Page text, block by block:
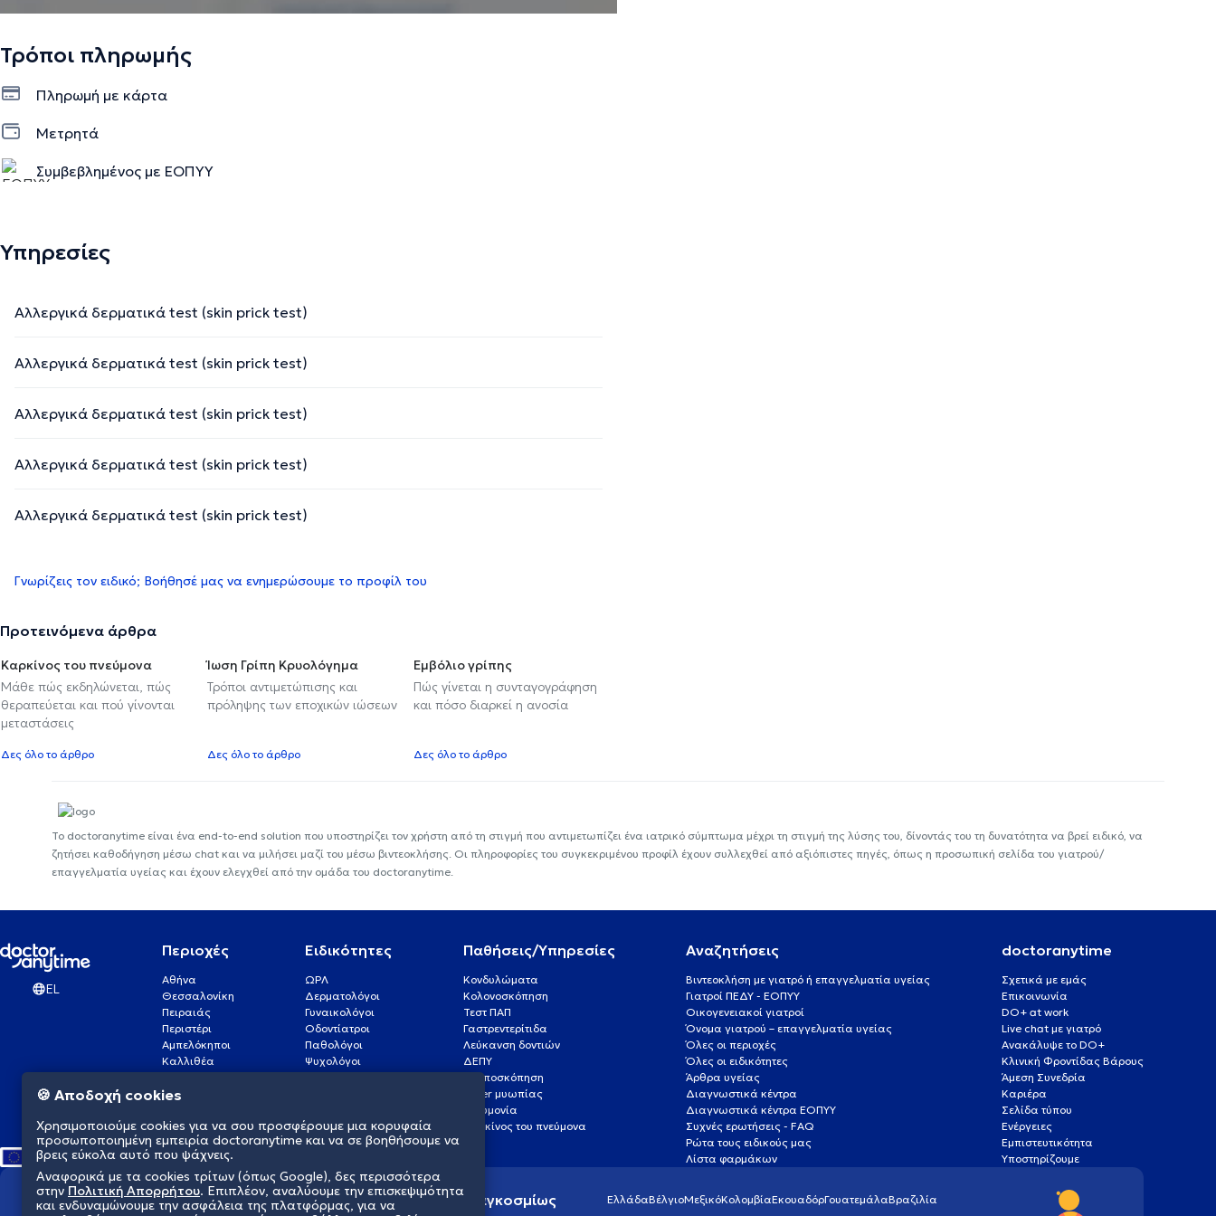
Τρόποι πληρωμής
Πληρωμή με κάρτα
Μετρητά
Συμβεβλημένος με ΕΟΠΥΥ
Υπηρεσίες
Αλλεργικά δερματικά test (skin prick test)
Αλλεργικά δερματικά test (skin prick test)
Αλλεργικά δερματικά test (skin prick test)
Αλλεργικά δερματικά test (skin prick test)
Αλλεργικά δερματικά test (skin prick test)
Γνωρίζεις τον ειδικό; Βοήθησέ μας να ενημερώσουμε το προφίλ του
Προτεινόμενα άρθρα
Καρκίνος του πνεύμονα
Μάθε πώς εκδηλώνεται, πώς
θεραπεύεται και πού γίνονται
μεταστάσεις
Δες όλο το άρθρο
Ίωση Γρίπη Κρυολόγημα
Τρόποι αντιμετώπισης και
πρόληψης των εποχικών ιώσεων
Δες όλο το άρθρο
Εμβόλιο γρίπης
Πώς γίνεται η συνταγογράφηση
και πόσο διαρκεί η ανοσία
Δες όλο το άρθρο
Το doctoranytime είναι ένα end-to-end solution που υποστηρίζει τον χρήστη από τη στιγμή που αντιμετωπίζει ένα ιατρικό σύμπτωμα μέχρι τη στιγμή της λύσης του, δίνοντάς του τη δυνατότητα να βρεί ειδικό, να
ζητήσει καθοδήγηση μέσω chat και να μιλήσει μαζί του μέσω βιντεοκλήσης. Οι πληροφορίες του συγκεκριμένου προφίλ έχουν συλλεχθεί από αξιόπιστες πηγές, όπως η προσωπική σελίδα του γιατρού/
επαγγελματία υγείας και έχουν ελεγχθεί από την ομάδα του doctoranytime.
EL
Περιοχές
Αθήνα
Θεσσαλονίκη
Πειραιάς
Περιστέρι
Αμπελόκηποι
Καλλιθέα
Γλυφάδα
Νέα Σμύρνη
Ειδικότητες
ΩΡΛ
Δερματολόγοι
Γυναικολόγοι
Οδοντίατροι
Παθολόγοι
Ψυχολόγοι
Καρδιολόγοι
Παθήσεις/Υπηρεσίες
Κονδυλώματα
Κολονοσκόπηση
Τεστ ΠΑΠ
Γαστρεντερίτιδα
Λεύκανση δοντιών
ΔΕΠΥ
Κολποσκόπηση
Laser μυωπίας
Πνευμονία
Καρκίνος του πνεύμονα
Αναζητήσεις
Βιντεοκλήση με γιατρό ή επαγγελματία υγείας
Γιατροί ΠΕΔΥ - ΕΟΠΥΥ
Οικογενειακοί γιατροί
Όνομα γιατρού – επαγγελματία υγείας
Όλες οι περιοχές
Όλες οι ειδικότητες
Άρθρα υγείας
Διαγνωστικά κέντρα
Διαγνωστικά κέντρα ΕΟΠΥΥ
Συχνές ερωτήσεις - FAQ
Ρώτα τους ειδικούς μας
Λίστα φαρμάκων
doctoranytime
Σχετικά με εμάς
Επικοινωνία
DO+ at work
Live chat με γιατρό
Ανακάλυψε το DO+
Κλινική Φροντίδας Βάρους
Άμεση Συνεδρία
Καριέρα
Σελίδα τύπου
Ενέργειες
Εμπιστευτικότητα
Υποστηρίζουμε
Διαμορφώνουμε το μέλλον της υγείας παγκοσμίως ΕλλάδαΒέλγιοΜεξικόΚολομβίαΕκουαδόρΓουατεμάλαΒραζιλία
🍪 Αποδοχή cookies
Χρησιμοποιούμε cookies για να σου προσφέρουμε μια κορυφαία
προσωποποιημένη εμπειρία doctoranytime και να σε βοηθήσουμε να
βρεις εύκολα αυτό που ψάχνεις.
Αναφορικά με τα cookies τρίτων (όπως Google), δες περισσότερα
στην Πολιτική Απορρήτου. Επιπλέον, αναλύουμε την επισκεψιμότητα
και ενδυναμώνουμε την ασφάλεια της πλατφόρμας, για να